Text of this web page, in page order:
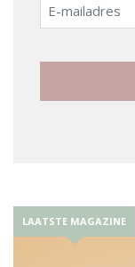
mailadres
LAATSTE MAGAZINE